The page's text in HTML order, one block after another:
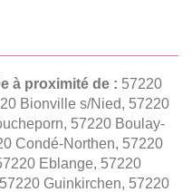
à proximité de : 57220
Bionville s/Nied, 57220
57220 Boulay-
Condé-Northen, 57220
Eblange, 57220
Guinkirchen, 57220